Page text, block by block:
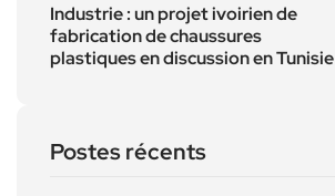
Industrie : un projet ivoirien de
fabrication de chaussures
plastiques en discussion en Tunisie
Postes récents